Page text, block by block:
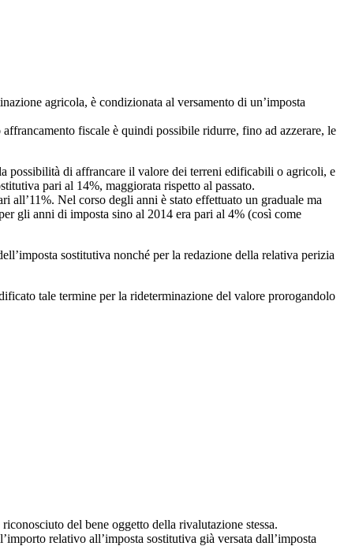
agricola, è condizionata al versamento di un’imposta
fiscale è quindi possibile ridurre, fino ad azzerare, le
possibilità di affrancare il valore dei terreni edificabili o agricoli, e
pari al 14%, maggiorata rispetto al passato.
all’11%. Nel corso degli anni è stato effettuato un graduale ma
gli anni di imposta sino al 2014 era pari al 4% (così come
sostitutiva nonché per la redazione della relativa perizia
tale termine per la rideterminazione del valore prorogandolo
del bene oggetto della rivalutazione stessa.
relativo all’imposta sostitutiva già versata dall’imposta